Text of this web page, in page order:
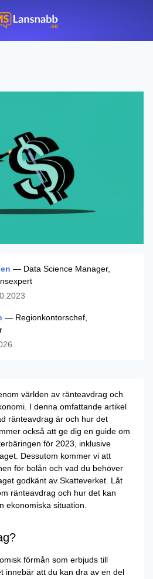
— Data Science Manager,
— Regionkontorschef,
världen av ränteavdrag och
I denna omfattande artikel
ränteavdrag är och hur det
också att ge dig en guide om
för 2023, inklusive
Dessutom kommer vi att
för bolån och vad du behöver
godkänt av Skatteverket. Låt
ränteavdrag och hur det kan
ekonomiska situation.
förmån som erbjuds till
innebär att du kan dra av en del